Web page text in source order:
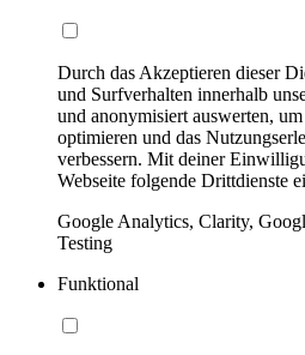
Durch das Akzeptieren dieser
und Surfverhalten innerhalb
und anonymisiert auswerten,
optimieren und das
verbessern. Mit deiner
Webseite folgende Drittdienste
Google Analytics, Clarity,
Testing
Funktional